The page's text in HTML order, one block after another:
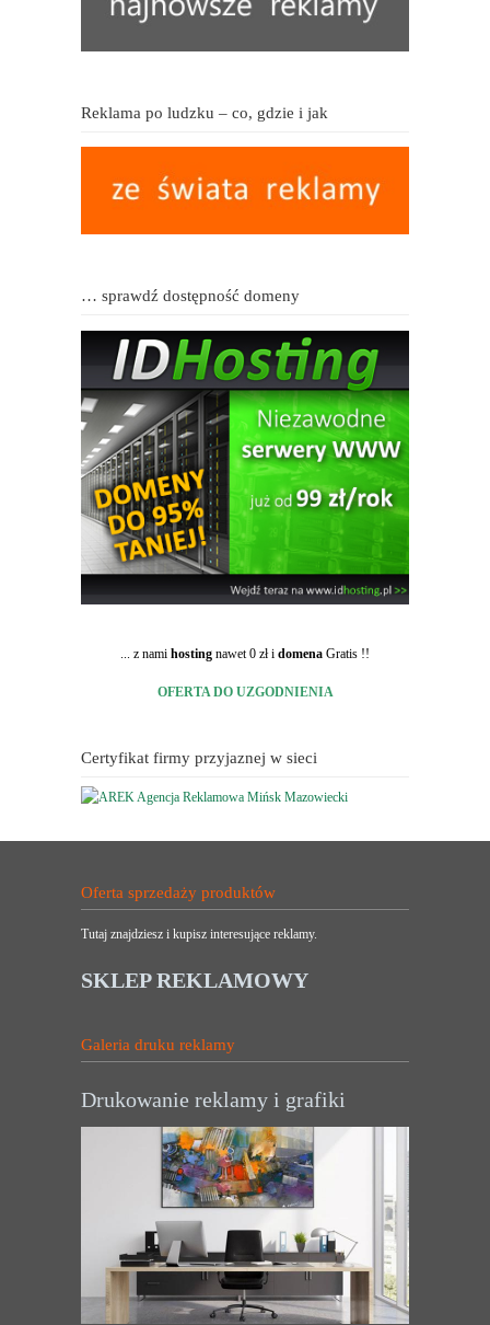
Reklama po ludzku – co, gdzie i jak
… sprawdź dostępność domeny
... z nami hosting nawet 0 zł i domena Gratis !!
OFERTA DO UZGODNIENIA
Certyfikat firmy przyjaznej w sieci
Oferta sprzedaży produktów
Tutaj znajdziesz i kupisz interesujące reklamy.
SKLEP REKLAMOWY
Galeria druku reklamy
Drukowanie reklamy i grafiki